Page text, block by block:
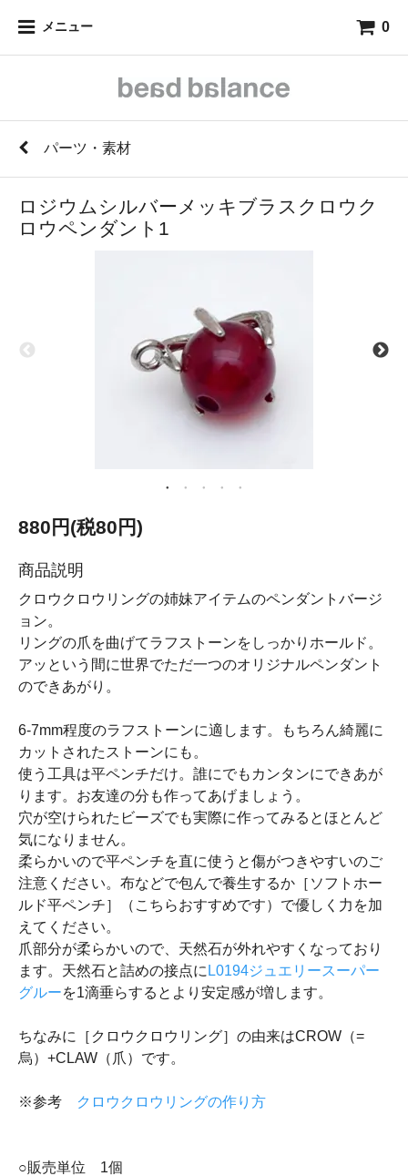
メニュー 0
パーツ・素材
ロジウムシルバーメッキブラスクロウク
ロウペンダント1
880円(税80円)
商品説明
クロウクロウリングの姉妹アイテムのペンダントバージ
ョン。
リングの爪を曲げてラフストーンをしっかりホールド。
アッという間に世界でただ一つのオリジナルペンダント
のできあがり。
6-7mm程度のラフストーンに適します。もちろん綺麗に
カットされたストーンにも。
使う工具は平ペンチだけ。誰にでもカンタンにできあが
ります。お友達の分も作ってあげましょう。
穴が空けられたビーズでも実際に作ってみるとほとんど
気になりません。
柔らかいので平ペンチを直に使うと傷がつきやすいのご
注意ください。布などで包んで養生するか［ソフトホー
ルド平ペンチ］（こちらおすすめです）で優しく力を加
えてください。
爪部分が柔らかいので、天然石が外れやすくなっており
ます。天然石と詰めの接点に L0194ジュエリースーパー
グルーを1滴垂らするとより安定感が増します。
ちなみに［クロウクロウリング］の由来はCROW（=
烏）+CLAW（爪）です。
※参考 クロウクロウリングの作り方
○販売単位 1個